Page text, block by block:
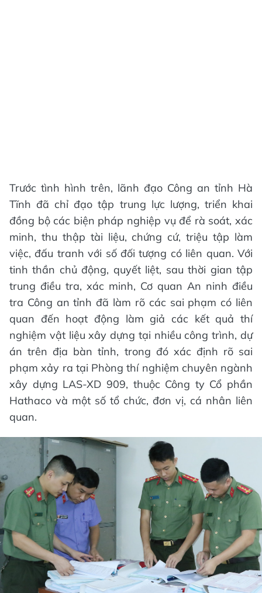
Trước tình hình trên, lãnh đạo Công an tỉnh Hà
Tĩnh đã chỉ đạo tập trung lực lượng, triển khai
đồng bộ các biện pháp nghiệp vụ để rà soát, xác
minh, thu thập tài liệu, chứng cứ, triệu tập làm
việc, đấu tranh với số đối tượng có liên quan. Với
tinh thần chủ động, quyết liệt, sau thời gian tập
trung điều tra, xác minh, Cơ quan An ninh điều
tra Công an tỉnh đã làm rõ các sai phạm có liên
quan đến hoạt động làm giả các kết quả thí
nghiệm vật liệu xây dựng tại nhiều công trình, dự
án trên địa bàn tỉnh, trong đó xác định rõ sai
phạm xảy ra tại Phòng thí nghiệm chuyên ngành
xây dựng LAS-XD 909, thuộc Công ty Cổ phần
Hathaco và một số tổ chức, đơn vị, cá nhân liên
quan.